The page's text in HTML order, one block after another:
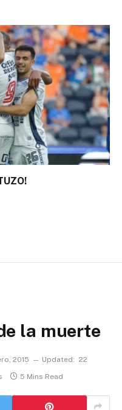
la muerte
2015 Updated: 22
5 Mins Read